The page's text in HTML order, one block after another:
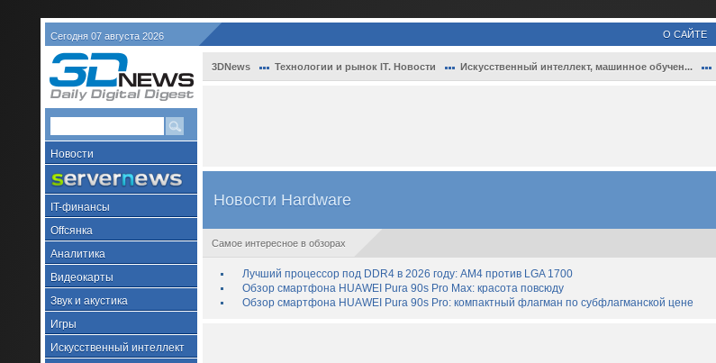
Сегодня 07 августа 2026 О САЙТЕ
Новости
IT-финансы
Offсянка
Аналитика
Видеокарты
Звук и акустика
Игры
Искусственный интеллект
3DNews Технологии и рынок IT. Новости Искусственный интеллект, машинное обучен...
Новости Hardware
Самое интересное в обзорах
Лучший процессор под DDR4 в 2026 году: AM4 против LGA 1700
Обзор смартфона HUAWEI Pura 90s Pro Max: красота повсюду
Обзор смартфона HUAWEI Pura 90s Pro: компактный флагман по субфлагманской цене